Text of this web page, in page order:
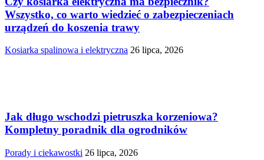
Wszystko, co warto wiedzieć o zabezpieczeniach
urządzeń do koszenia trawy
Kosiarka spalinowa i elektryczna 26 lipca, 2026
Jak długo wschodzi pietruszka korzeniowa?
Kompletny poradnik dla ogrodników
Porady i ciekawostki 26 lipca, 2026